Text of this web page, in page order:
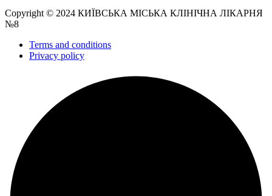
Copyright © 2024 КИЇВСЬКА МІСЬКА КЛІНІЧНА ЛІКАРНЯ
№8
Terms and conditions
Privacy policy